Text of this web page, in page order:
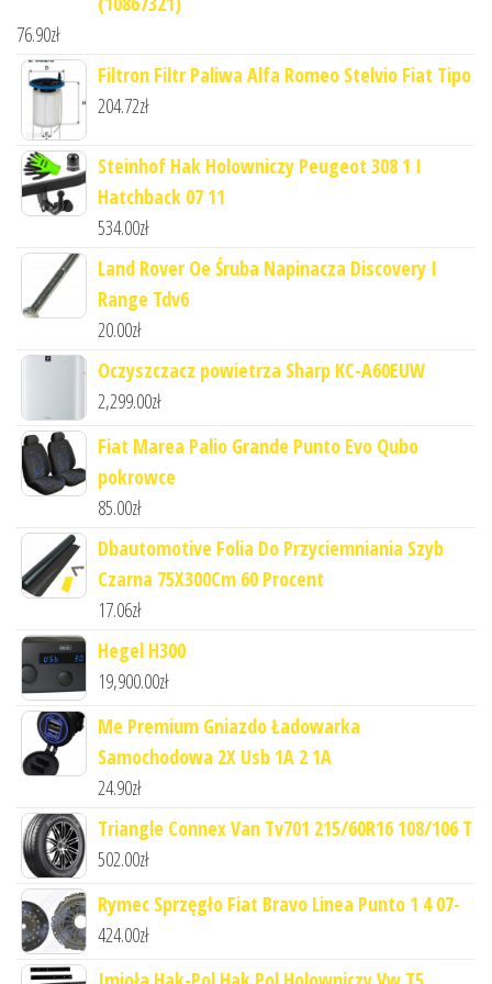
76.90zł
Filtron Filtr Paliwa Alfa Romeo Stelvio Fiat Tipo
204.72zł
Steinhof Hak Holowniczy Peugeot 308 1 I
Hatchback 07 11
534.00zł
Land Rover Oe Śruba Napinacza Discovery I
Range Tdv6
20.00zł
Oczyszczacz powietrza Sharp KC-A60EUW
2,299.00zł
Fiat Marea Palio Grande Punto Evo Qubo
pokrowce
85.00zł
Dbautomotive Folia Do Przyciemniania Szyb
Czarna 75X300Cm 60 Procent
17.06zł
Hegel H300
19,900.00zł
Me Premium Gniazdo Ładowarka
Samochodowa 2X Usb 1A 2 1A
24.90zł
Triangle Connex Van Tv701 215/60R16 108/106 T
502.00zł
Rymec Sprzęgło Fiat Bravo Linea Punto 1 4 07-
424.00zł